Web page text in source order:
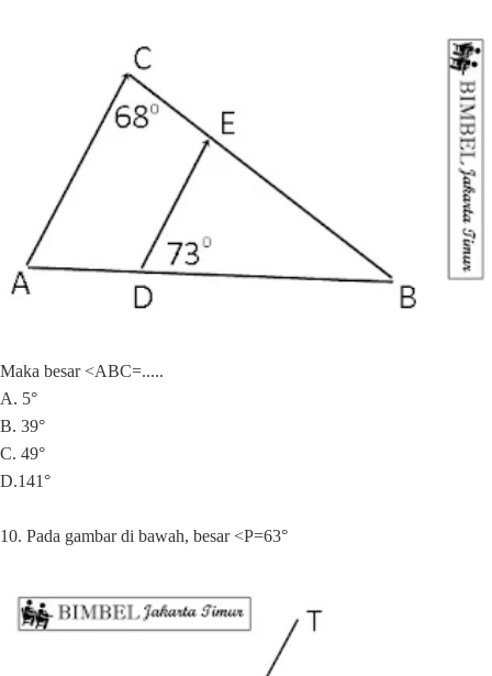
Maka besar <ABC=.....
A. 5°
B. 39°
C. 49°
D.141°
10. Pada gambar di bawah, besar <P=63°